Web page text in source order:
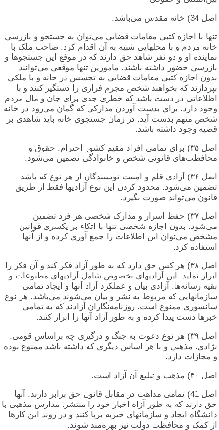
اصل 34) خانه مقدس می‌باشد.
تنها با اجازه کتبی مقامات قضایی می‌توان به جستجو و بازرسی
خانه مردم و با محلهایی شبیه به آن اقدام کرد. صاحب ملک با
نماینده او و دو نفر شاهد حق دارند که در موقع این جستجوها و
بازرسی حضور داشته باشند. مامورین تنها موقعی می‌توانند
بدون اجازه کتبی مقامات قضایی به تجسس در خانه و با ملکی
بپردازند که بخواهند شخص مجرم فراری را دستگیر کنند و با
اطلاعاتی در دست باشد که خطری جدی برای جان و مال مردم
وجود دارد. برای بدست آوردن مدارکی که گمان می‌رود در خانه
شخص متهم بدست آید. در زمان جستجوی خانه باید شاهدی بر
قضیه وجود داشته باشد.
اصل ۳۵) برای تمامی افراد مقیم کشور احترام. حقوق و
محافظت‌های قانونی شخص و خانوادگی تضمین می‌شود.
اصل ۳۶) آزادی قلم و امنیت نویسندگان از هر نوع که باشد
تضمین می‌شود. محدود کردن این نوع آزادیها فقط از طریق
قانون می‌تواند صورت بگیرد.
اصل ۳۷) حفظ اسرار و مدارک شخصی هر فرد تضمین
می‌شود. بدون اجازه شخصی تنها با اتکاء بر یکسری قوانین
مشخص می‌توان این اطلاعات را جمع آوری کرده و از آنها
استفاده کرد.
اصل ۳۸) هر کس حق دارد که به طور آزاد فکر کند و آن فکر را
ابراز نماید. این آزادیهای بخصوص شامل آزادیهای مطبوعات و
بقیه رسانه‌ها. آزادی بیان و عملکرد آزاد آنها و ایجاد تمامی
سازمانهایی که مربوط به نشر و بیان می‌شوند می‌باشد. هر نوع
سانسوری ممنوع است. روزنامه‌نگاران آزادند که به تمامی
خبرها دست پیدا کرده و به طور آزاد آنها را ابراز کنند.
اصل ۳۹) هر نوع دعوت به جنگ و درگیری چه براساس قومی.
نژادی. مذهبی و با هر اساس دیگری که داشته باشد ممنوع بوده
و مجازات دارد.
اصل ۴۰) مذهب و تبلیغ آن آزاد است.
اصل 41) تمامی مذاهب در مقابل قانون حق برابر دارند. آنها
حق دارند که به طور آزاه اخبار خود را منتشر. مدارس مذهبی با
دانشگاه ایجاد و سازمانهای خیربه برپا کنند و در روند این کارها
از کمک و محافظت دولت نیز بهره‌مند شوند.